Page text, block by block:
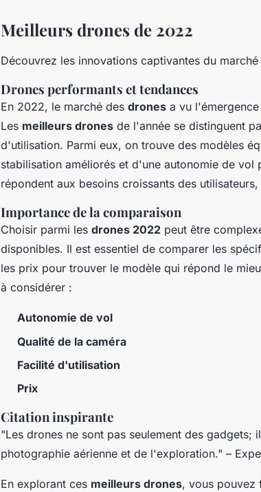
Meilleurs drones de 2022
Découvrez les innovations captivantes du
Drones performants et tendances
En 2022, le marché des drones a vu
Les meilleurs drones de l'année se distinguent
d'utilisation. Parmi eux, on trouve des modèles
stabilisation améliorés et d'une autonomie de vol
répondent aux besoins croissants des
Importance de la comparaison
Choisir parmi les drones 2022 peut être
disponibles. Il est essentiel de comparer les
les prix pour trouver le modèle qui répond le
à considérer :
Autonomie de vol
Qualité de la caméra
Facilité d'utilisation
Prix
Citation inspirante
"Les drones ne sont pas seulement des gadgets;
photographie aérienne et de l'exploration." –
En explorant ces meilleurs drones, vous pouvez